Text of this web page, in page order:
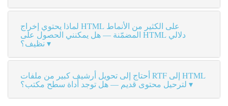
لماذا يحتوي إخراج HTML على الكثير من الأنماط
المضمّنة — هل يمكنني الحصول على HTML دلالي
نظيف؟
أحتاج إلى تحويل أرشيف كبير من ملفات RTF إلى HTML
لترحيل محتوى قديم — هل توجد أداة سطح مكتب؟